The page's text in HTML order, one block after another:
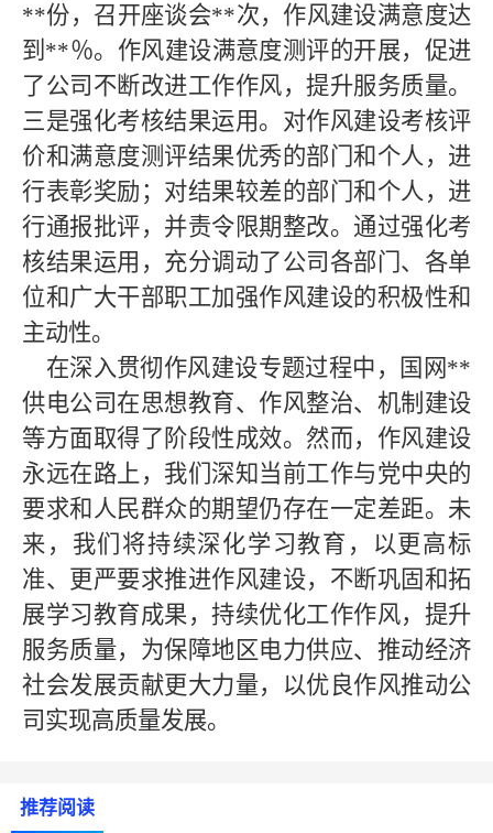
**份，召开座谈会**次，作风建设满意度达
到 **％。作风建设满意度测评的开展，促进
了公司不断改进工作作风，提升服务质量。
三是强化考核结果运用。对作风建设考核评
价和满意度测评结果优秀的部门和个人，进
行表彰奖励；对结果较差的部门和个人，进
行通报批评，并责令限期整改。通过强化考
核结果运用，充分调动了公司各部门、各单
位和广大干部职工加强作风建设的积极性和
主动性。
在深入贯彻作风建设专题过程中，国网**
供电公司在思想教育、作风整治、机制建设
等方面取得了阶段性成效。然而，作风建设
永远在路上，我们深知当前工作与党中央的
要求和人民群众的期望仍存在一定差距。未
来，我们将持续深化学习教育，以更高标
准、更严要求推进作风建设，不断巩固和拓
展学习教育成果，持续优化工作作风，提升
服务质量，为保障地区电力供应、推动经济
社会发展贡献更大力量，以优良作风推动公
司实现高质量发展。
推荐阅读